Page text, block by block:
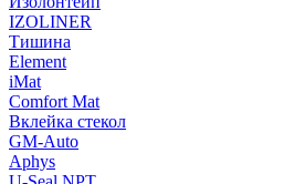
IZOLINER
Тишина
Element
iMat
Comfort Mat
Вклейка стекол
GM-Auto
Aphys